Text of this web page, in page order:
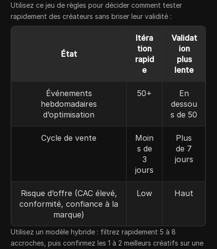
Utilisez ce jeu de règles pour décider comment tester
rapidement des créateurs sans briser leur validité :
État
Itéra
tion
rapid
e
Validat
ion
plus
lente
Événements
hebdomadaires
d’optimisation
50+
En
dessou
s de 50
Cycle de vente
Moin
s de
3
jours
Plus
de 7
jours
Risque d’offre (CAC élevé,
conformité, confiance à la
marque)
Low Haut
Utilisez un modèle hybride : filtrez rapidement 5 à 8
accroches, puis confirmez les 1 à 2 meilleurs créatifs sur une